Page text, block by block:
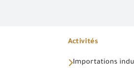
Activités
Importations